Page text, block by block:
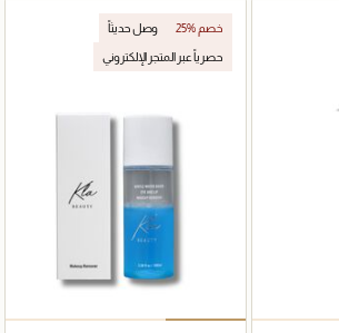
25% خصم وصل حديثاً
حصرياً عبر المتجر الإلكتروني